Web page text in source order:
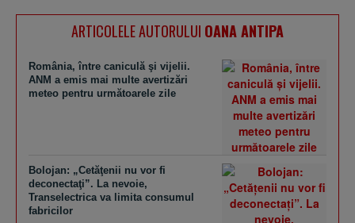
ARTICOLELE AUTORULUI OANA ANTIPA
România, între caniculă şi vijelii.
ANM a emis mai multe avertizări
meteo pentru următoarele zile
Bolojan: „Cetăţenii nu vor fi
deconectaţi”. La nevoie,
Transelectrica va limita consumul
fabricilor